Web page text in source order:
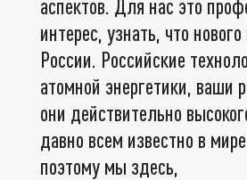
аспектов. Для нас это
интерес, узнать, что
России. Российские
атомной энергетики, ваши
они действительно
давно всем известно в
поэтому мы здесь,